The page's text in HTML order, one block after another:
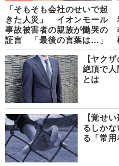
「そもそも会社のせいで起
きた人災」 イオンモール
事故被害者の親族が慟哭の
証言 「最後の言葉は…」
【ヤク
絶頂で人
とは
【覚せ
るしか
る「常用